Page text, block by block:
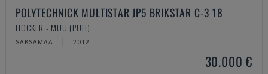
POLYTECHNICK MULTISTAR JP5 BRIKSTAR C-3 18
HOCKER - MUU (PUIT)
SAKSAMAA 2012
30.000 €